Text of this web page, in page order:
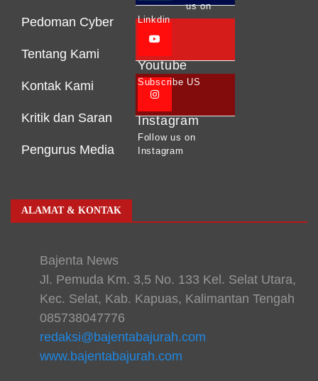
Pedoman Cyber
Tentang Kami
Kontak Kami
Kritik dan Saran
Pengurus Media
us on
Linkdin
Youtube
Subscribe US
Instagram
Follow us on
Instagram
ALAMAT & KONTAK
Bajenta News
Jl. Pemuda Km. 3,5 No. 133 Kel. Selat Utara,
Kec. Selat, Kab. Kapuas, Kalimantan Tengah
085738047776
redaksi@bajentabajurah.com
www.bajentabajurah.com